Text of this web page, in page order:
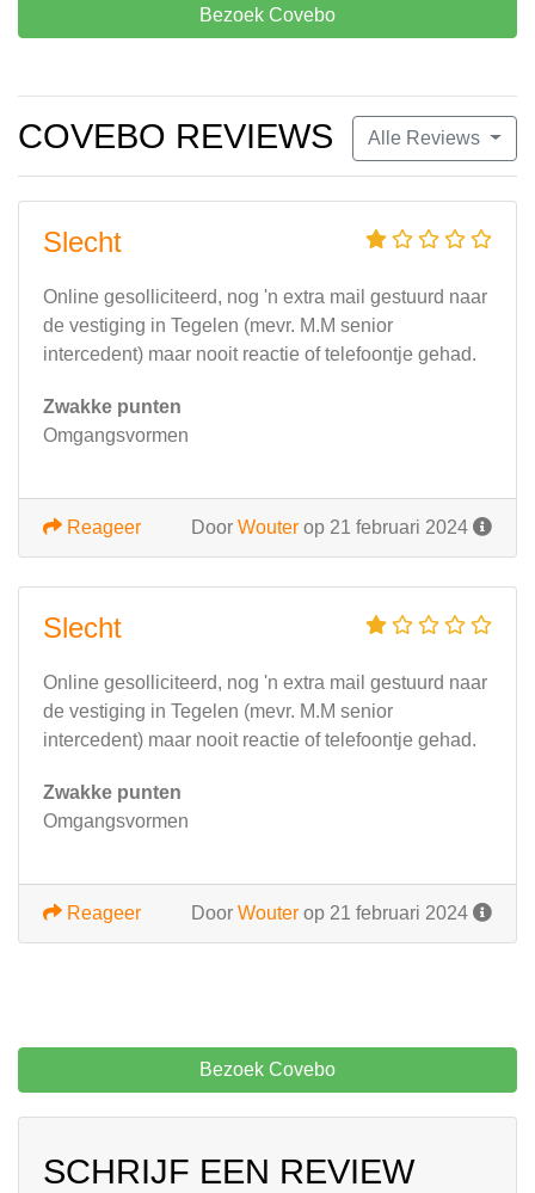
Bezoek Covebo
Alle Reviews
COVEBO REVIEWS
Slecht
Online gesolliciteerd, nog 'n extra mail gestuurd naar
de vestiging in Tegelen (mevr. M.M senior
intercedent) maar nooit reactie of telefoontje gehad.
Zwakke punten
Omgangsvormen
Door Wouter op 21 februari 2024
Reageer
Slecht
Online gesolliciteerd, nog 'n extra mail gestuurd naar
de vestiging in Tegelen (mevr. M.M senior
intercedent) maar nooit reactie of telefoontje gehad.
Zwakke punten
Omgangsvormen
Door Wouter op 21 februari 2024
Reageer
Bezoek Covebo
SCHRIJF EEN REVIEW